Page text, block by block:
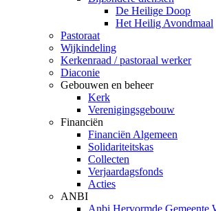
De Heilige Doop
Het Heilig Avondmaal
Pastoraat
Wijkindeling
Kerkenraad / pastoraal werker
Diaconie
Gebouwen en beheer
Kerk
Verenigingsgebouw
Financiën
Financiën Algemeen
Solidariteitskas
Collecten
Verjaardagsfonds
Acties
ANBI
Anbi Hervormde Gemeente